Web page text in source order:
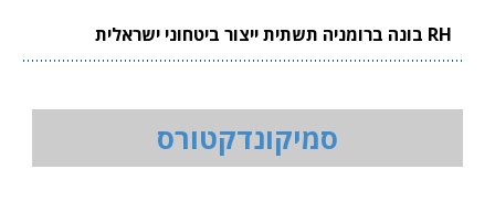
RH בונה ברומניה תשתית ייצור ביטחוני ישראלית
סמיקונדקטורס